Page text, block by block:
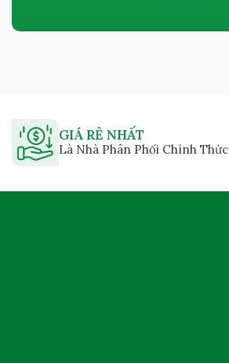
GIÁ RẺ NHẤT
Là Nhà Phân Phối Chính Thức